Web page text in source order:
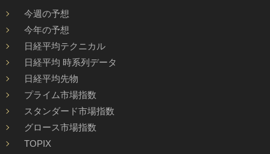
今週の予想
今年の予想
日経平均テクニカル
日経平均 時系列データ
日経平均先物
プライム市場指数
スタンダード市場指数
グロース市場指数
TOPIX